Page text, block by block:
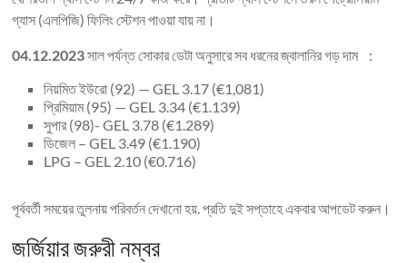
গ্যাস (এলপিজি) ফিলিং স্টেশন পাওয়া যায় না।
04.12.2023সাল পর্যন্ত সোকার ডেটা অনুসারে সব ধরনের জ্বালানির গড় দাম :
নিয়মিত ইউরো (92) — GEL 3.17 (€1,081)
প্রিমিয়াম (95) — GEL 3.34 (€1.139)
সুপার (98)- GEL 3.78 (€1.289)
ডিজেল – GEL 3.49 (€1.190)
LPG – GEL 2.10 (€0.716)
পূর্ববর্তী সময়ের তুলনায় পরিবর্তন দেখানো হয়. প্রতি দুই সপ্তাহে একবার আপডেট করুন।
জর্জিয়ার জরুরী নম্বর